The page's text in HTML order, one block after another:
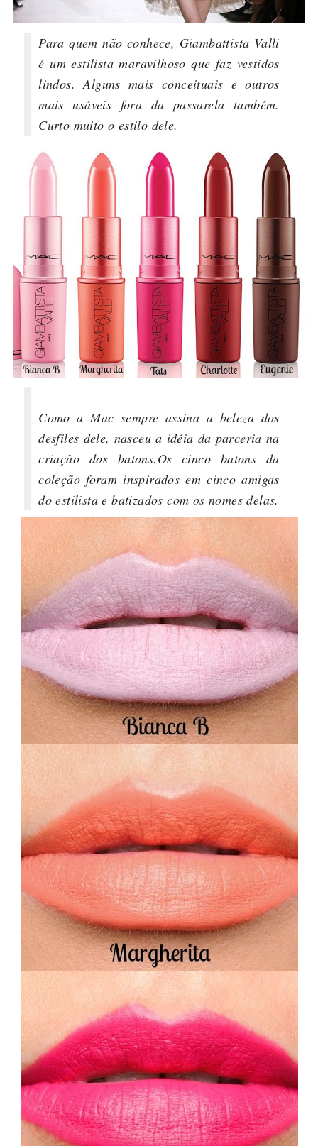
Para quem não conhece, Giambattista Valli
é um estilista maravilhoso que faz vestidos
lindos. Alguns mais conceituais e outros
mais usáveis fora da passarela também.
Curto muito o estilo dele.
Como a Mac sempre assina a beleza dos
desfiles dele, nasceu a idéia da parceria na
criação dos batons.Os cinco batons da
coleção foram inspirados em cinco amigas
do estilista e batizados com os nomes delas.